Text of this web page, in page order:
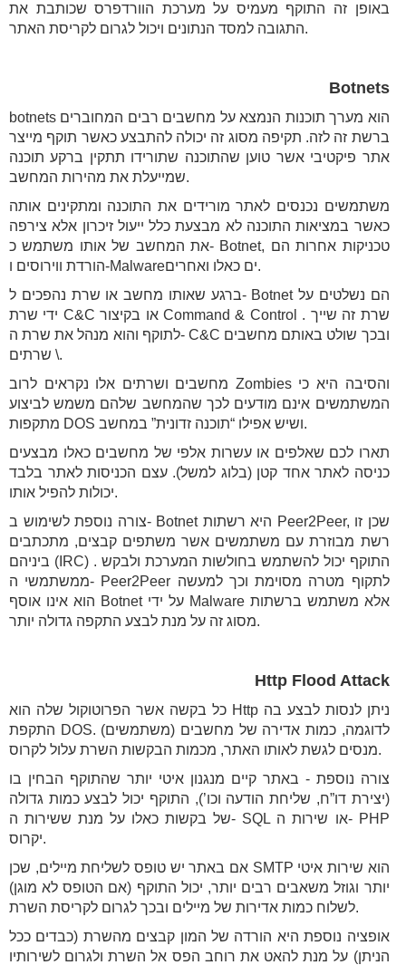
באופן זה התוקף מעמיס על מערכת הוורדפרס שכותבת את
התגובה למסד הנתונים ויכול לגרום לקריסת האתר.
Botnets
botnets הוא מערך תוכנות הנמצא על מחשבים רבים המחוברים
ברשת זה לזה. תקיפה מסוג זה יכולה להתבצע כאשר תוקף מייצר
אתר פיקטיבי אשר טוען שהתוכנה שתורידו תתקין ברקע תוכנה
שמייעלת את מהירות המחשב.
משתמשים נכנסים לאתר מורידים את התוכנה ומתקינים אותה
כאשר במציאות התוכנה לא מבצעת כלל ייעול זיכרון אלא צירפה
את המחשב של אותו משתמש כ- Botnet, טכניקות אחרות הם
הורדת ווירוסים ו-Malwareים כאלו ואחרים.
ברגע שאותו מחשב או שרת נהפכים ל- Botnet הם נשלטים על
ידי שרת C&C או בקיצור Command & Control . שרת זה שייך
לתוקף והוא מנהל את שרת ה- C&C ובכך שולט באותם מחשבים
\ שרתים.
מחשבים ושרתים אלו נקראים לרוב Zombies והסיבה היא כי
המשתמשים אינם מודעים לכך שהמחשב שלהם משמש לביצוע
מתקפות DOS ושיש אפילו “תוכנה זדונית” במחשב.
תארו לכם שאלפים או עשרות אלפי של מחשבים כאלו מבצעים
כניסה לאתר אחד קטן (בלוג למשל). עצם הכניסות לאתר בלבד
יכולות להפיל אותו.
צורה נוספת לשימוש ב- Botnet היא רשתות Peer2Peer, שכן זו
רשת מבוזרת עם משתמשים אשר משתפים קבצים, מתכתבים
ביניהם (IRC) . התוקף יכול להשתמש בחולשות המערכת ולבקש
ממשתמשי ה- Peer2Peer לתקוף מטרה מסוימת וכך למעשה
הוא אינו אוסף Botnet על ידי Malware אלא משתמש ברשתות
מסוג זה על מנת לבצע התקפה גדולה יותר.
Http Flood Attack
כל בקשה אשר הפרוטוקול שלה הוא Http ניתן לנסות לבצע בה
התקפת DOS. לדוגמה, כמות אדירה של מחשבים (משתמשים)
מנסים לגשת לאותו האתר, מכמות הבקשות השרת עלול לקרוס.
צורה נוספת - באתר קיים מנגנון איטי יותר שהתוקף הבחין בו
(יצירת דו”ח, שליחת הודעה וכו’), התוקף יכול לבצע כמות גדולה
של בקשות כאלו על מנת ששירות ה- SQL או שירות ה- PHP
יקרוס.
אם באתר יש טופס לשליחת מיילים, שכן SMTP הוא שירות איטי
יותר וגוזל משאבים רבים יותר, יכול התוקף (אם הטופס לא מוגן)
לשלוח כמות אדירות של מיילים ובכך לגרום לקריסת השרת.
אופציה נוספת היא הורדה של המון קבצים מהשרת (כבדים ככל
הניתן) על מנת להאט את רוחב הפס אל השרת ולגרום לשירותיו